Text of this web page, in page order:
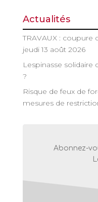
Actualités
TRAVAUX : coupure
jeudi 13 août 2026
Lespinasse
?
Risque de feux de
mesures de
Abonnez-